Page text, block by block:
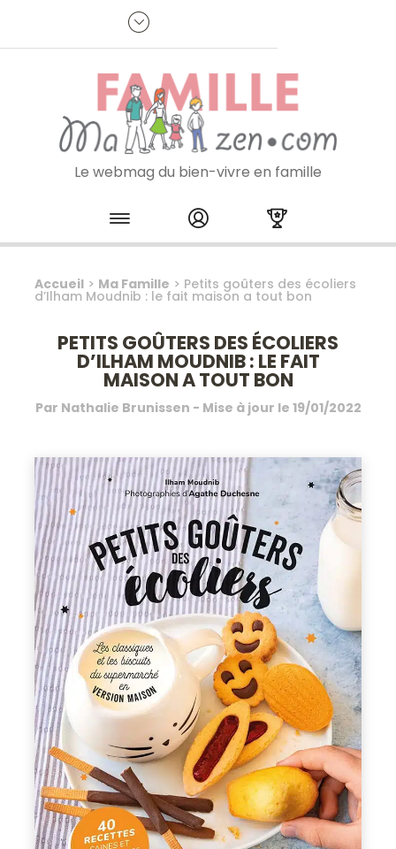
Je m'inscris à la newsletter
Le webmag du bien-vivre en famille
Skip to content
Accueil > Ma Famille > Petits goûters des écoliers
d’Ilham Moudnib : le fait maison a tout bon
PETITS GOÛTERS DES ÉCOLIERS
D’ILHAM MOUDNIB : LE FAIT
MAISON A TOUT BON
Par Nathalie Brunissen - Mise à jour le 19/01/2022
Panneau de gestion des cookies